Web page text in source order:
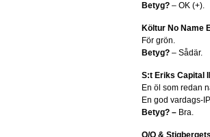
Betyg? – OK (+).
Költur No Name
För grön.
Betyg? – Sådär.
S:t Eriks Capital
En öl som redan
En god vardags-
Betyg? – Bra.
O/O &